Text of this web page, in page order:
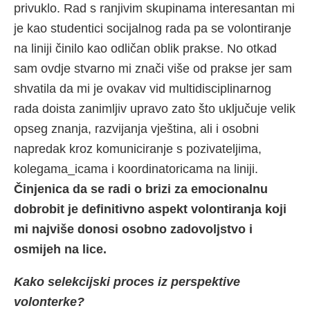
privuklo. Rad s ranjivim skupinama interesantan mi
je kao studentici socijalnog rada pa se volontiranje
na liniji činilo kao odličan oblik prakse. No otkad
sam ovdje stvarno mi znači više od prakse jer sam
shvatila da mi je ovakav vid multidisciplinarnog
rada doista zanimljiv upravo zato što uključuje velik
opseg znanja, razvijanja vještina, ali i osobni
napredak kroz komuniciranje s pozivateljima,
kolegama_icama i koordinatoricama na liniji.
Činjenica da se radi o brizi za emocionalnu
dobrobit je definitivno aspekt volontiranja koji
mi najviše donosi osobno zadovoljstvo i
osmijeh na lice.
Kako selekcijski proces iz perspektive
volonterke?